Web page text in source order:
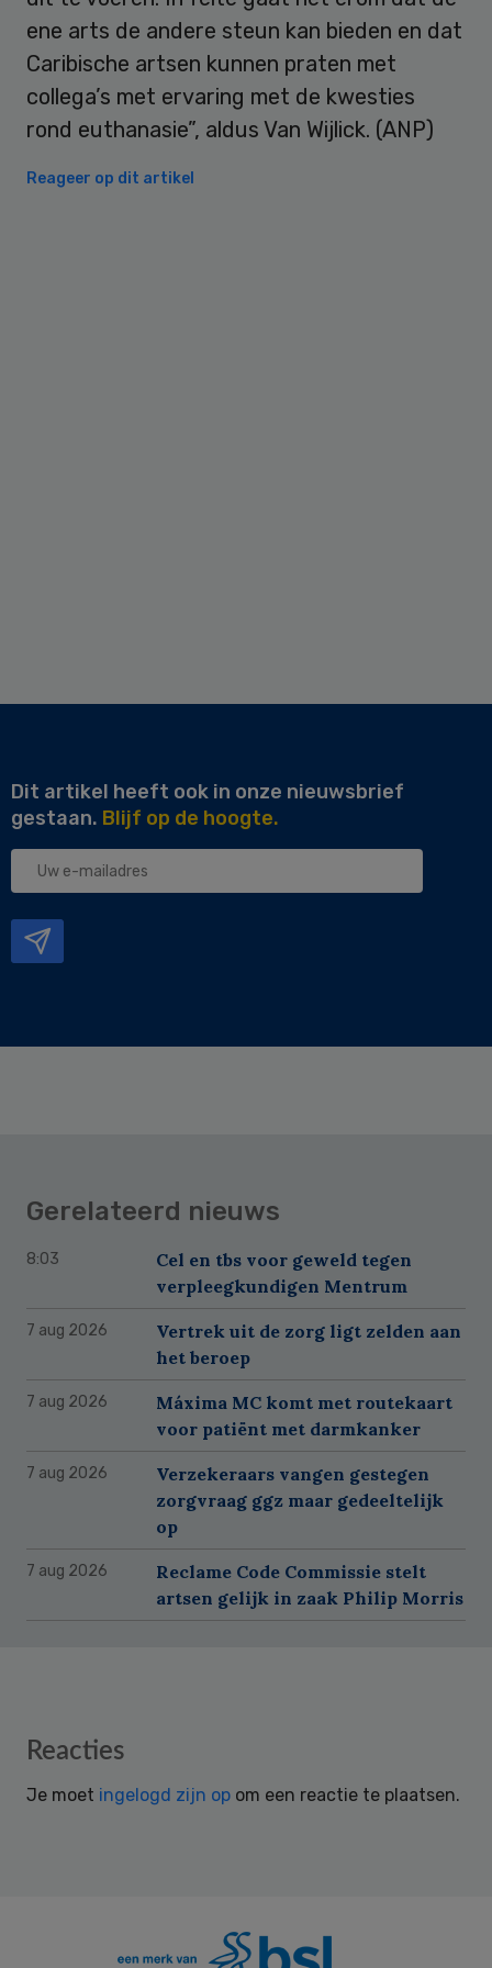
ene arts de andere steun kan bieden en dat
Caribische artsen kunnen praten met
collega’s met ervaring met de kwesties
rond euthanasie”, aldus Van Wijlick. (ANP)
Reageer op dit artikel
Dit artikel heeft ook in onze nieuwsbrief
gestaan. Blijf op de hoogte.
Uw
Gerelateerd nieuws
8:03
Cel en tbs voor geweld tegen
verpleegkundigen Mentrum
7 aug 2026
Vertrek uit de zorg ligt zelden aan
het beroep
7 aug 2026
Máxima MC komt met routekaart
voor patiënt met darmkanker
7 aug 2026
Verzekeraars vangen gestegen
zorgvraag ggz maar gedeeltelijk
op
7 aug 2026
Reclame Code Commissie stelt
artsen gelijk in zaak Philip Morris
Reader
Reacties
Je moet ingelogd zijn op om een reactie te plaatsen.